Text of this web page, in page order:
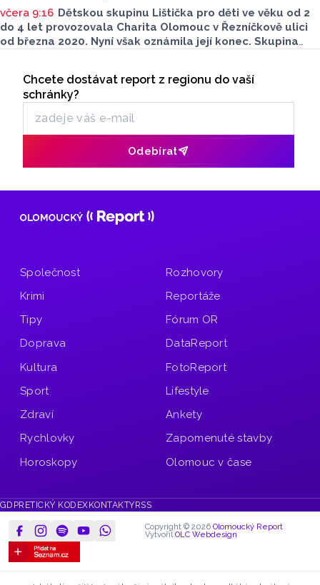
včera 9:16 Dětskou skupinu Lištička pro děti ve věku od 2
do 4 let provozovala Charita Olomouc v Řezníčkově ulici
od března 2020. Nyní však oznámila její konec. Skupina
za šesti dynamickými lety.
Odběr newsletteru
Chcete dostávat report z regionu do vaší
schránky?
Odebírat
Společnost
Krimi
Tipy
Doprava
Kultura
Sport
Zdraví
Rychlovky
Horoskopy
Rozhovory
Reportáže
Fórum OR
DataReport
FotoReport
Lifestyle
Ankety
Zapomenuté stavby
Olomouc v čase
GDPR ETICKÝ KODEXKONTAKTYRSS
Copyright © 2026 Olomoucký Report
VytvořilOLC Webdesign